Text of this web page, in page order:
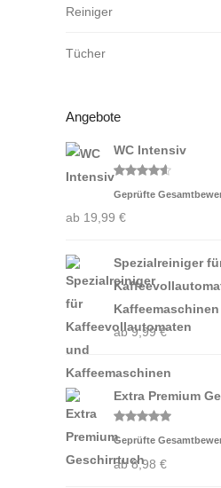
Reiniger
Tücher
Angebote
WC Intensiv
Bewertet
mit4.50
Geprüfte
ab 19,99 €
Spezialreiniger
Kaffeemaschinen
ab9,99€
Extra Premium
Bewertet
mit4.88
von 5
Geprüfte
ab8,98 €